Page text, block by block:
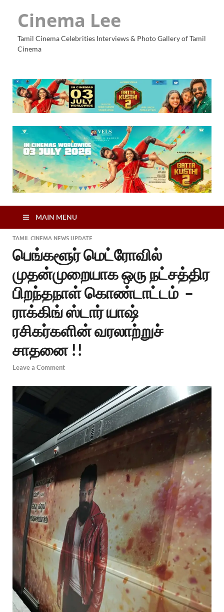
Cinema Lee
Tamil Cinema Celebrities Interviews & Photo Gallery of Tamil
Cinema
MAIN MENU
TAMIL CINEMA NEWS UPDATE
பெங்களூர் மெட்ரோவில்
முதன்முறையாக ஒரு நட்சத்திர
பிறந்தநாள் கொண்டாட்டம் –
ராக்கிங் ஸ்டார் யாஷ்
ரசிகர்களின் வரலாற்றுச்
சாதனை !!
Leave a Comment